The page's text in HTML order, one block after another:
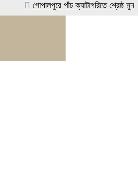
গোপালপুরে পাঁচ ক্যাটাগরিতে শ্রেষ্ঠ মুন